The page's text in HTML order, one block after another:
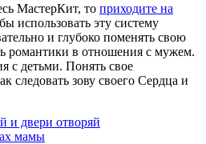
МастерКит, то приходите на
использовать эту систему
и глубоко поменять свою
романтики в отношения с мужем.
с детьми. Понять свое
следовать зову своего Сердца и
и двери отворяй
мамы